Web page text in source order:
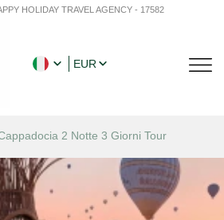
HOLIDAY TRAVEL AGENCY - 17582
EUR
2 Notte 3 Giorni Tour